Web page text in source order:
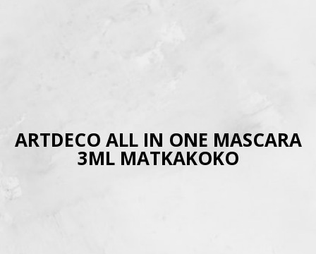
ARTDECO ALL IN ONE MASCARA
3ML MATKAKOKO